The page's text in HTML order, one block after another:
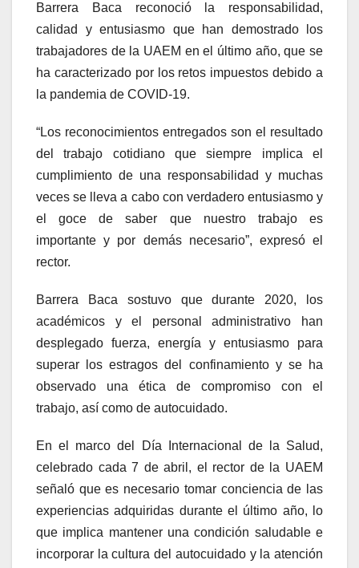
Barrera Baca reconoció la responsabilidad,
calidad y entusiasmo que han demostrado los
trabajadores de la UAEM en el último año, que se
ha caracterizado por los retos impuestos debido a
la pandemia de COVID-19.
“Los reconocimientos entregados son el resultado
del trabajo cotidiano que siempre implica el
cumplimiento de una responsabilidad y muchas
veces se lleva a cabo con verdadero entusiasmo y
el goce de saber que nuestro trabajo es
importante y por demás necesario”, expresó el
rector.
Barrera Baca sostuvo que durante 2020, los
académicos y el personal administrativo han
desplegado fuerza, energía y entusiasmo para
superar los estragos del confinamiento y se ha
observado una ética de compromiso con el
trabajo, así como de autocuidado.
En el marco del Día Internacional de la Salud,
celebrado cada 7 de abril, el rector de la UAEM
señaló que es necesario tomar conciencia de las
experiencias adquiridas durante el último año, lo
que implica mantener una condición saludable e
incorporar la cultura del autocuidado y la atención